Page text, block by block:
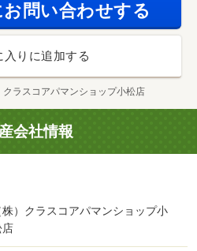
問い合わせする
入りに追加する
クラスコアパマンショップ小松店
会社情報
株）クラスコアパマンショップ小
店